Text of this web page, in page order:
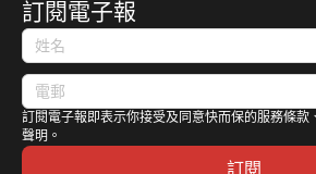
訂閱電子報
訂閱電子報即表示你接受及同意快而保的服務條款
聲明。
訂閱